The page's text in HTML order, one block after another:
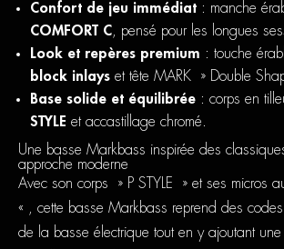
Confort de jeu immédiat: manche
COMFORT C, pensé pour les longues
Look et repères premium : touche
block inlayset tête MARK » Double
Base solide et équilibrée: corps en
STYLE et accastillage chromé.
Une basse Markbass inspirée des
approche moderne
Avec son corps » P STYLE » et ses micros
« , cette basse Markbass reprend des
de la basse électrique tout en y ajoutant une